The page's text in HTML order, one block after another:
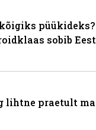
püükideks?
sobib
lihtne praetult